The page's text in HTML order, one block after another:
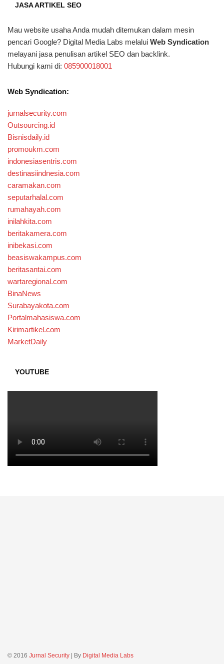
JASA ARTIKEL SEO
Mau website usaha Anda mudah ditemukan dalam mesin
pencari Google? Digital Media Labs melalui Web Syndication
melayani jasa penulisan artikel SEO dan backlink.
Hubungi kami di: 085900018001
Web Syndication:
jurnalsecurity.com
Outsourcing.id
Bisnisdaily.id
promoukm.com
indonesiasentris.com
destinasiindnesia.com
caramakan.com
seputarhalal.com
rumahayah.com
inilahkita.com
beritakamera.com
inibekasi.com
beasiswakampus.com
beritasantai.com
wartaregional.com
BinaNews
Surabayakota.com
Portalmahasiswa.com
Kirimartikel.com
MarketDaily
YOUTUBE
© 2016 Jurnal Security | By Digital Media Labs